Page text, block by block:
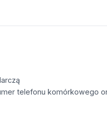
telefonu komórkowego